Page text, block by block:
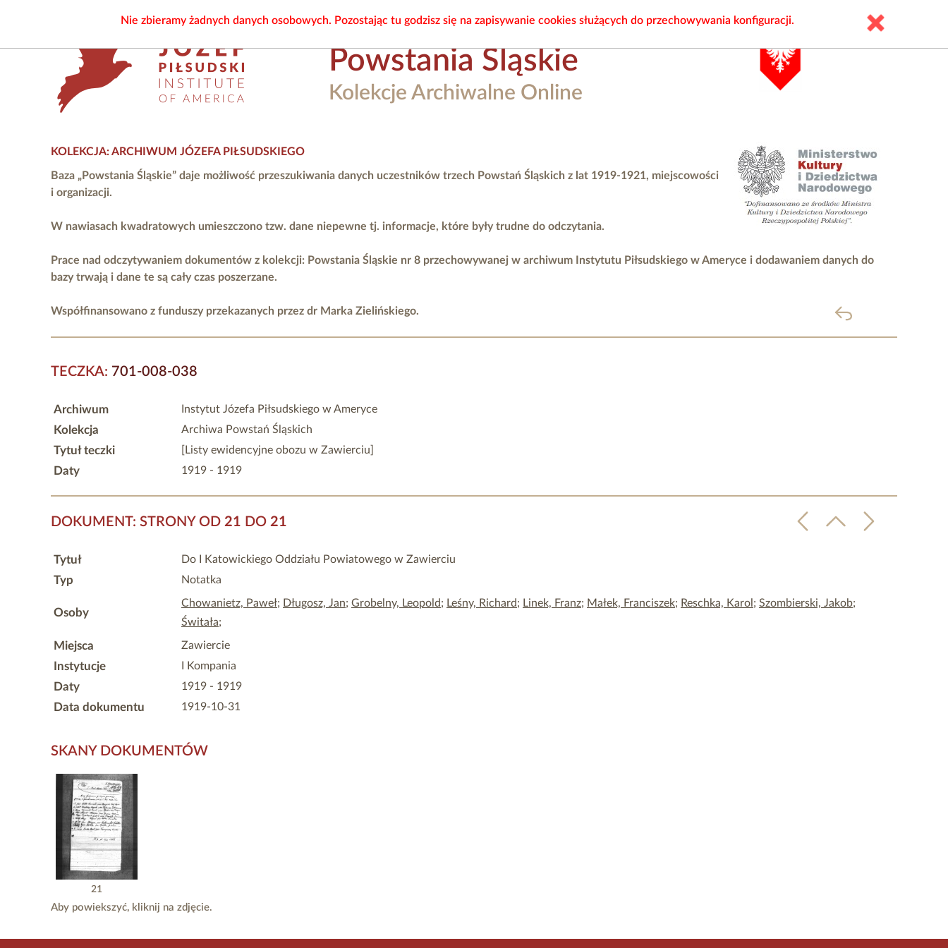
Powstania Śląskie
Kolekcje Archiwalne Online
KOLEKCJA: ARCHIWUM JÓZEFA PIŁSUDSKIEGO
Baza „Powstania Śląskie” daje możliwość przeszukiwania danych uczestników trzech Powstań Śląskich z lat 1919-1921, miejscowości
i organizacji.
W nawiasach kwadratowych umieszczono tzw. dane niepewne tj. informacje, które były trudne do odczytania.
Prace nad odczytywaniem dokumentów z kolekcji: Powstania Śląskie nr 8 przechowywanej w archiwum Instytutu Piłsudskiego w Ameryce i dodawaniem danych do
bazy trwają i dane te są cały czas poszerzane.
Współfinansowano z funduszy przekazanych przez dr Marka Zielińskiego. powrót
TECZKA: 701-008-038
Archiwum Instytut Józefa Piłsudskiego w Ameryce
Kolekcja Archiwa Powstań Śląskich
Tytuł teczki [Listy ewidencyjne obozu w Zawierciu]
Daty 1919 - 1919
DOKUMENT: STRONY OD 21 DO 21
Tytuł Do I Katowickiego Oddziału Powiatowego w Zawierciu
Typ Notatka
Osoby
Chowanietz, Paweł; Długosz, Jan; Grobelny, Leopold; Leśny, Richard; Linek, Franz; Małek, Franciszek; Reschka, Karol ; Szombierski, Jakob;
Świtała;
Miejsca Zawiercie
Instytucje I Kompania
Daty 1919 - 1919
Data dokumentu 1919-10-31
SKANY DOKUMENTÓW
21
Aby powiekszyć, kliknij na zdjęcie.
Nie zbieramy żadnych danych osobowych. Pozostając tu godzisz się na zapisywanie cookies służących do przechowywania konfiguracji.